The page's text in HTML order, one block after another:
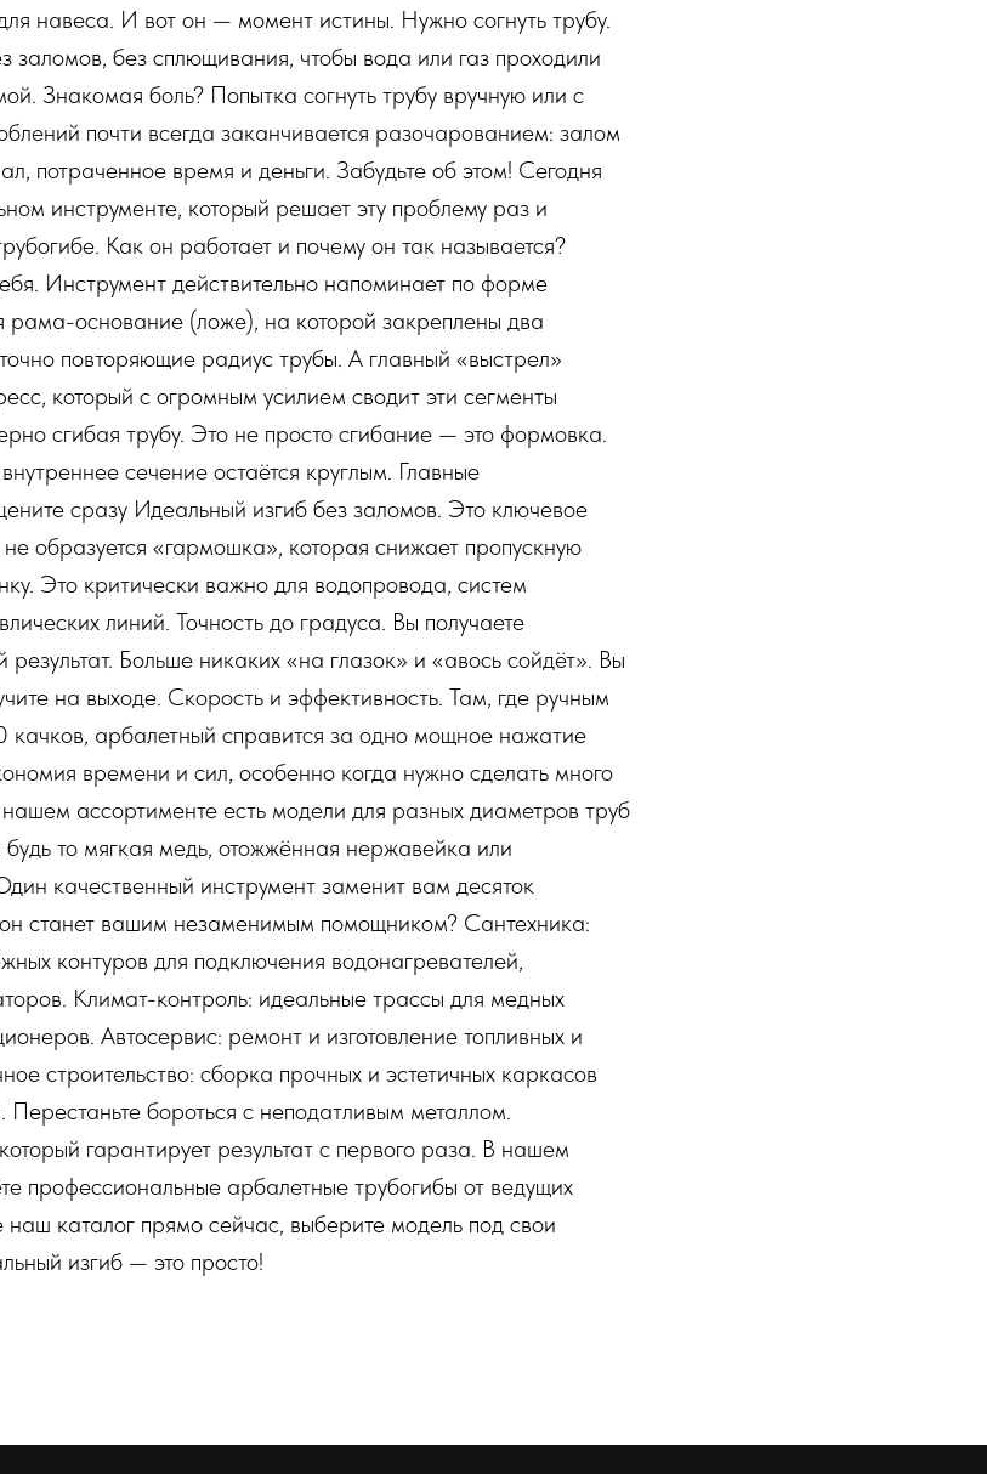
навеса. И вот он — момент истины. Нужно согнуть трубу.
заломов, без сплющивания, чтобы вода или газ проходили
Знакомая боль? Попытка согнуть трубу вручную или с
почти всегда заканчивается разочарованием: залом
потраченное время и деньги. Забудьте об этом! Сегодня
инструменте, который решает эту проблему раз и
Как он работает и почему он так называется?
Инструмент действительно напоминает по форме
рама-основание (ложе), на которой закреплены два
повторяющие радиус трубы. А главный «выстрел»
который с огромным усилием сводит эти сегменты
сгибая трубу. Это не просто сгибание — это формовка.
сечение остаётся круглым. Главные
сразу Идеальный изгиб без заломов. Это ключевое
образуется «гармошка», которая снижает пропускную
Это критически важно для водопровода, систем
линий. Точность до градуса. Вы получаете
Больше никаких «на глазок» и «авось сойдёт». Вы
на выходе. Скорость и эффективность. Там, где ручным
качков, арбалетный справится за одно мощное нажатие
времени и сил, особенно когда нужно сделать много
ассортименте есть модели для разных диаметров труб
то мягкая медь, отожжённая нержавейка или
качественный инструмент заменит вам десяток
станет вашим незаменимым помощником? Сантехника:
контуров для подключения водонагревателей,
Климат-контроль: идеальные трассы для медных
Автосервис: ремонт и изготовление топливных и
строительство: сборка прочных и эстетичных каркасов
Перестаньте бороться с неподатливым металлом.
гарантирует результат с первого раза. В нашем
профессиональные арбалетные трубогибы от ведущих
каталог прямо сейчас, выберите модель под свои
изгиб — это просто!